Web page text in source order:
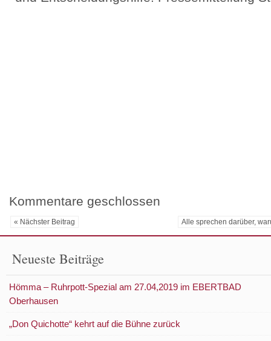
Kommentare geschlossen
« Nächster Beitrag Alle sprechen darüber,
Neueste Beiträge
Hömma – Ruhrpott-Spezial am 27.04,2019 im EBERTBAD
Oberhausen
„Don Quichotte“ kehrt auf die Bühne zurück